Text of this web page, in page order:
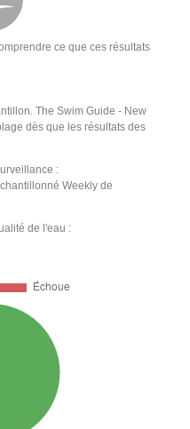
ce que ces résultats
The Swim Guide - New
dès que les résultats des
:
Weekly de
de l'eau :